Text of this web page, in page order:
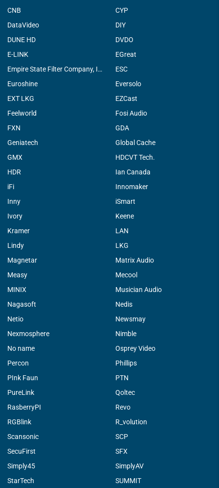
CNB
CYP
DataVideo
DIY
DUNE HD
DVDO
E-LINK
EGreat
Empire State Filter Company, INC.
ESC
Euroshine
Eversolo
EXT LKG
EZCast
Feelworld
Fosi Audio
FXN
GDA
Geniatech
Global Cache
GMX
HDCVT Tech.
HDR
Ian Canada
iFi
Innomaker
Inny
iSmart
Ivory
Keene
Kramer
LAN
Lindy
LKG
Magnetar
Matrix Audio
Measy
Mecool
MINIX
Musician Audio
Nagasoft
Nedis
Netio
Newsmay
Nexmosphere
Nimble
No name
Osprey Video
Percon
Phillips
PInk Faun
PTN
PureLink
Qoltec
RasberryPI
Revo
RGBlink
R_volution
Scansonic
SCP
SecuFirst
SFX
Simply45
SimplyAV
StarTech
SUMMIT